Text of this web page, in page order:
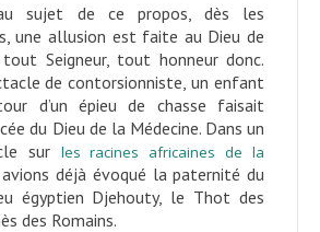
sujet de ce propos, dès les
une allusion est faite au Dieu de
tout Seigneur, tout honneur donc.
de contorsionniste, un enfant
d’un épieu de chasse faisait
du Dieu de la Médecine. Dans un
sur les racines africaines de la
avions déjà évoqué la paternité du
égyptien Djehouty, le Thot des
des Romains.